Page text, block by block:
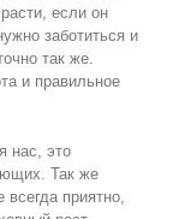
если он
заботиться и
так же.
и правильное
нас, это
Так же
всегда приятно,